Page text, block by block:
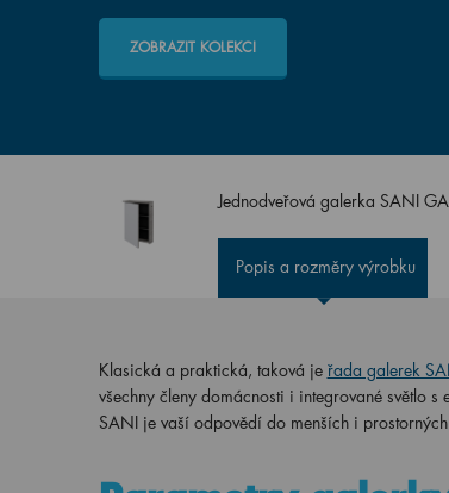
ZOBRAZIT KOLEKCI
Jednodveřová galerka SANI
Popis a rozměry výrobku
Klasická a praktická, taková je řada galerek
všechny členy domácnosti i integrované světlo
SANI je vaší odpovědí do menších i